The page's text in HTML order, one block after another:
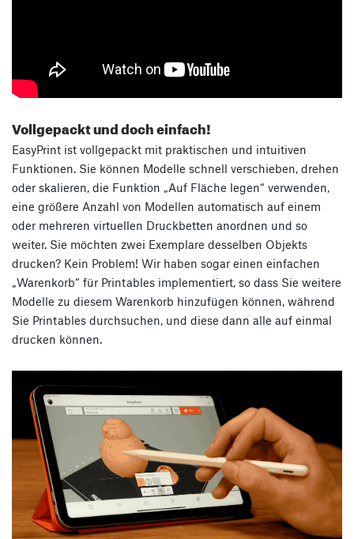
Vollgepackt und doch einfach!
EasyPrint ist vollgepackt mit praktischen und intuitiven
Funktionen. Sie können Modelle schnell verschieben, drehen
oder skalieren, die Funktion „Auf Fläche legen“ verwenden,
eine größere Anzahl von Modellen automatisch auf einem
oder mehreren virtuellen Druckbetten anordnen und so
weiter. Sie möchten zwei Exemplare desselben Objekts
drucken? Kein Problem! Wir haben sogar einen einfachen
„Warenkorb“ für Printables implementiert, so dass Sie weitere
Modelle zu diesem Warenkorb hinzufügen können, während
Sie Printables durchsuchen, und diese dann alle auf einmal
drucken können.